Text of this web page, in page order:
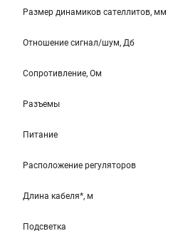
Размер динамиков сателлитов, мм
Отношение сигнал/шум, Дб
Cопротивление, Ом
Разъемы
Питание
Расположение регуляторов
Длина кабеля*, м
Подсветка